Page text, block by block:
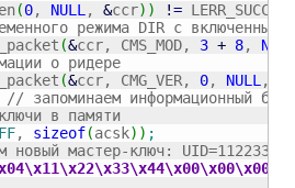
(0, NULL , &ccr) ) != LERR_SUCCESS
режима DIR с включенным
(&ccr, CMS_MOD, 3 + 8, NULL
о ридере
(&ccr, CMG_VER, 0, NULL ,
// запоминаем информационный байт
в памяти
, sizeof(acsk) ) ;
новый мастер-ключ: UID=11223344,
\x11\x22\x33\x44\x00\x00\x00